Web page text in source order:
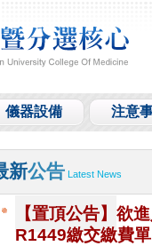
儀器設備 注意
新公告 Latest News
【置頂公告】 欲
R1449繳交繳費